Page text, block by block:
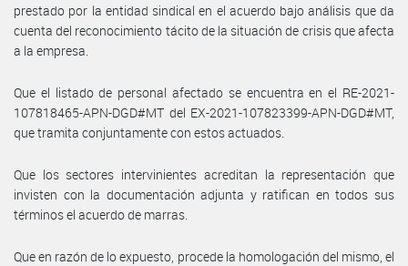
prestado por la entidad sindical en el acuerdo bajo análisis que da
cuenta del reconocimiento tácito de la situación de crisis que afecta
a la empresa.
Que el listado de personal afectado se encuentra en el RE-2021-
107818465-APN-DGD#MT del EX-2021-107823399-APN-DGD#MT,
que tramita conjuntamente con estos actuados.
Que los sectores intervinientes acreditan la representación que
invisten con la documentación adjunta y ratifican en todos sus
términos el acuerdo de marras.
Que en razón de lo expuesto, procede la homologación del mismo, el